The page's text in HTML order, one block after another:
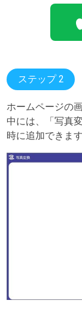
ステップ 2
ホームページの
中には、「写真
時に追加できます